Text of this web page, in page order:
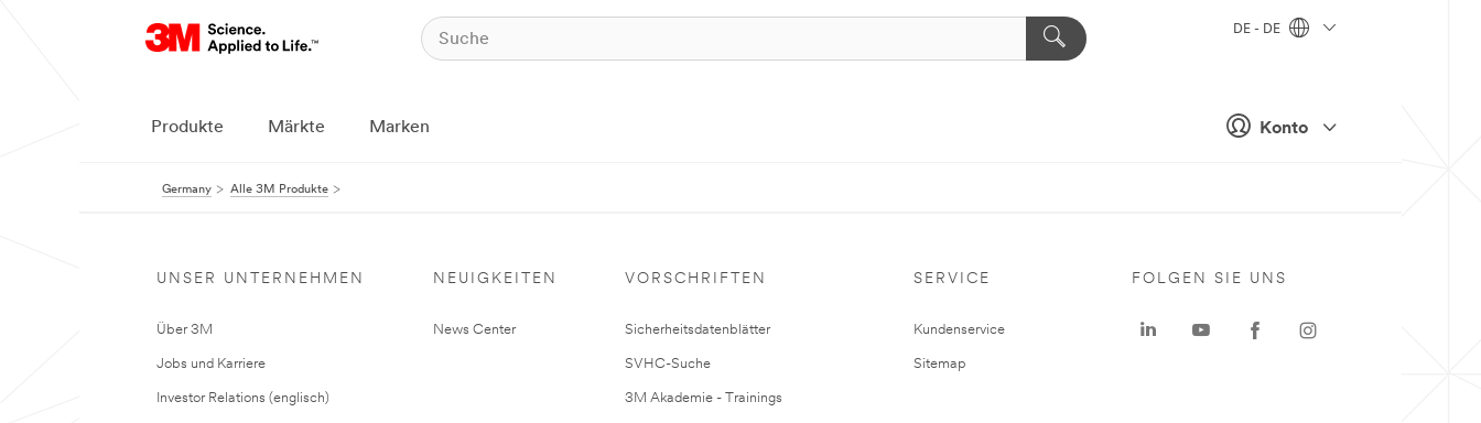
Konto
DE - DE
Produkte Märkte Marken
Germany Alle 3M Produkte
UNSER UNTERNEHMEN
Über 3M
Jobs und Karriere
Investor Relations (englisch)
NEUIGKEITEN
News Center
VORSCHRIFTEN
Sicherheitsdatenblätter
SVHC-Suche
3M Akademie - Trainings
SERVICE
Kundenservice
Sitemap
FOLGEN SIE UNS